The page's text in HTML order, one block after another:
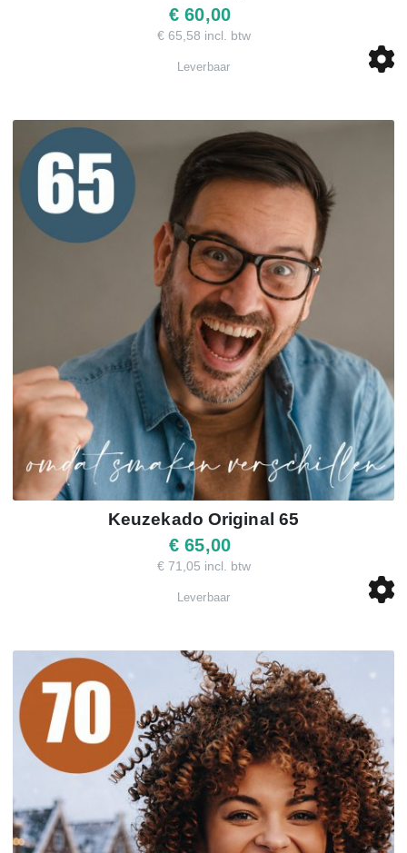
€ 60,00
€ 65,58 incl. btw
Leverbaar
Keuzekado Original 65
€ 65,00
€ 71,05 incl. btw
Leverbaar